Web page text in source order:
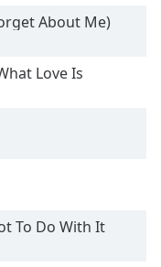
About Me)
Love Is
To Do With It